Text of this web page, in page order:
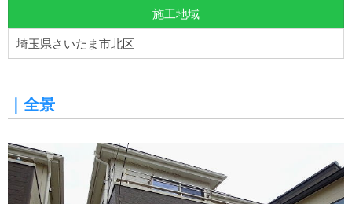
施工地域
埼玉県さいたま市北区
｜全景